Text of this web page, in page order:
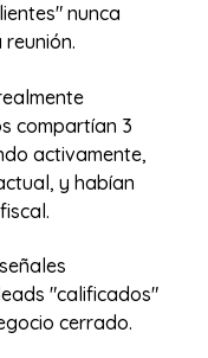
nunca
compartían 3
activamente,
y habían
"calificados"
cerrado.